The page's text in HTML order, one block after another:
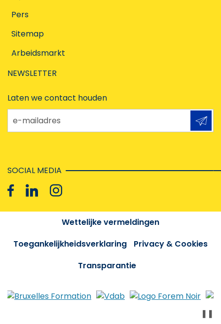
Pers
Sitemap
Arbeidsmarkt
NEWSLETTER
Laten we contact houden
e-mailadres
SOCIAL MEDIA
Wettelijke vermeldingen
Toegankelijkheidsverklaring
Privacy & Cookies
Transparantie
❚❚